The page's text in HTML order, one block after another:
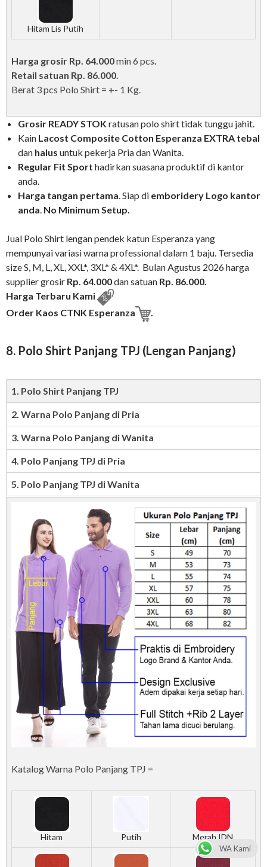
Hitam Lis Putih
Harga grosir Rp. 64.000min 6 pcs.
Retail satuan Rp. 86.000.
Berat 3 pcs Polo Shirt = +- 1 Kg.
Grosir READY STOK ratusan polo shirt tidak tunggu jahit.
Kain Lacost Composite Cotton Esperanza EXTRA tebal
dan halus untuk pekerja Pria dan Wanita.
Regular Fit Sport hadirkan suasana produktif di kantor
anda.
Harga tangan pertama. Siap di emboridery Logo kantor
anda. No Minimum Setup.
Jual Polo Shirt lengan pendek katun Esperanza yang
mempunyai variasi warna professional dalam 1 baju. Tersedia
size S, M, L, XL, XXL*, 3XL* & 4XL*. Bulan Agustus 2026 harga
supplier grosir Rp. 64.000dan satuan Rp. 86.000.
Harga Terbaru Kami
Order Kaos CTNK Esperanza
.
8. Polo Shirt Panjang TPJ (Lengan Panjang)
1. Polo Shirt Panjang TPJ
2. Warna Polo Panjang di Pria
3. Warna Polo Panjang di Wanita
4. Polo Panjang TPJ di Pria
5. Polo Panjang TPJ di Wanita
Katalog Warna Polo Panjang TPJ =
Hitam Putih Merah IDN
WA Kami